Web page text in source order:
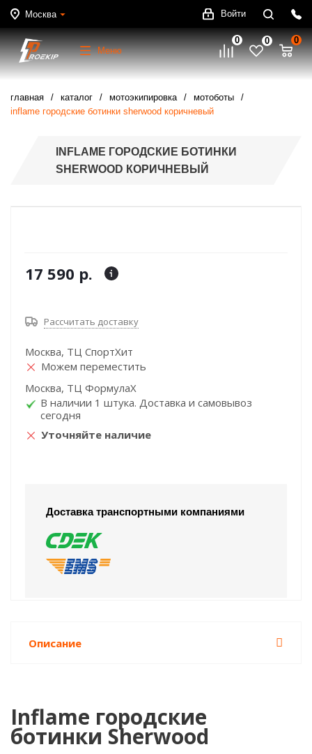
Москва Войти
Меню
0 0 0
главная каталог мотоэкипировка
мотоботы
inflame городские ботинки sherwood коричневый
INFLAME ГОРОДСКИЕ БОТИНКИ
SHERWOOD КОРИЧНЕВЫЙ
17 590 р.
Рассчитать доставку
Москва, ТЦ СпортХит
Можем переместить
Москва, ТЦ ФормулаХ
В наличии 1 штука. Доставка и самовывоз
сегодня
Уточняйте наличие
Доставка транспортными компаниями
Описание
Inflame городские
ботинки Sherwood